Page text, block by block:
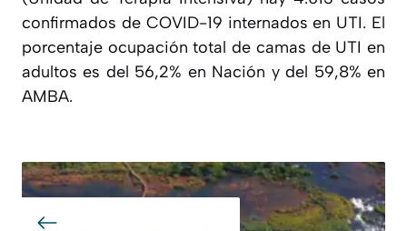
confirmados de COVID-19 internados en UTI. El
porcentaje ocupación total de camas de UTI en
adultos es del 56,2% en Nación y del 59,8% en
AMBA.